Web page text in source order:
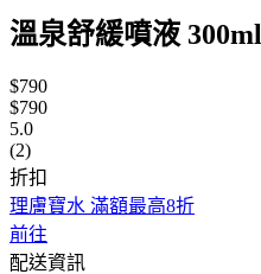
溫泉舒緩噴液 300ml
$790
$790
5.0
(2)
折扣
理膚寶水 滿額最高8折
前往
配送資訊